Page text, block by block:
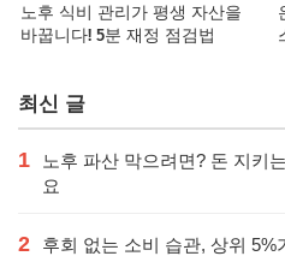
노후 식비 관리가 평생 자산을
바꿉니다! 5분 재정 점검법
최신 글
1
노후 파산 막으려면? 돈 지키
요
2 후회 없는 소비 습관, 상위 5%